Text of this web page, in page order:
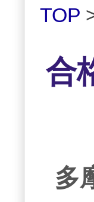
TOP
合
多